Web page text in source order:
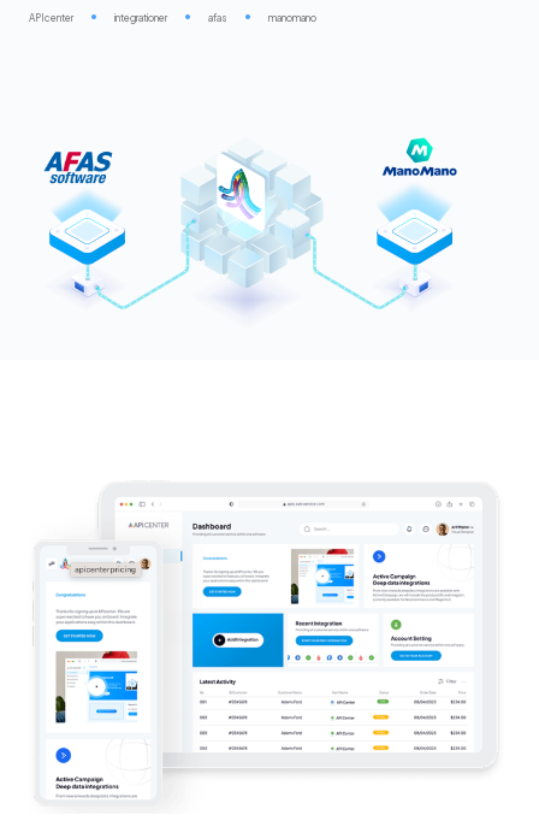
APIcenter integrationer afas manomano